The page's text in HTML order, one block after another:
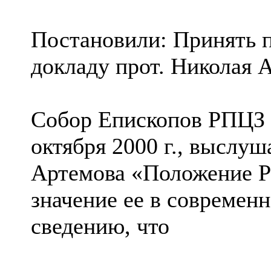
Постановили: Принять
докладу прот. Николая
Собор Епископов
октября 2000 г.,
Артемова «Положение
значение ее в
сведению, что